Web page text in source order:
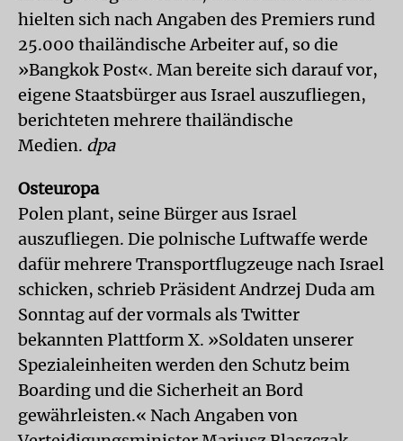
hielten sich nach Angaben des Premiers rund
25.000 thailändische Arbeiter auf, so die
»Bangkok Post«. Man bereite sich darauf vor,
eigene Staatsbürger aus Israel auszufliegen,
berichteten mehrere thailändische
Medien. dpa
Osteuropa
Polen plant, seine Bürger aus Israel
auszufliegen. Die polnische Luftwaffe werde
dafür mehrere Transportflugzeuge nach Israel
schicken, schrieb Präsident Andrzej Duda am
Sonntag auf der vormals als Twitter
bekannten Plattform X. »Soldaten unserer
Spezialeinheiten werden den Schutz beim
Boarding und die Sicherheit an Bord
gewährleisten.« Nach Angaben von